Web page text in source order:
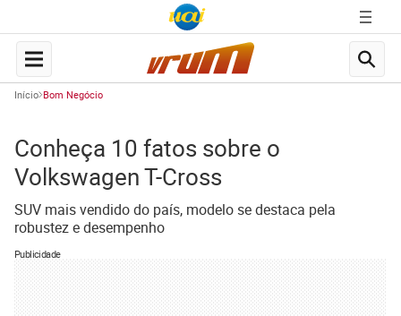
Início Bom Negócio
Conheça 10 fatos sobre o
Volkswagen T-Cross
SUV mais vendido do país, modelo se destaca pela
robustez e desempenho
Publicidade